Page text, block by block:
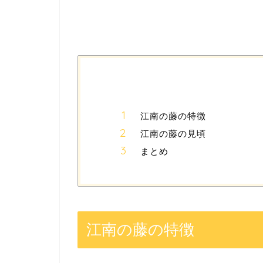
江南の藤の特徴
江南の藤の見頃
まとめ
江南の藤の特徴